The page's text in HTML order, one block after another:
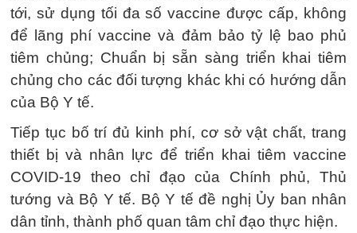
tới, sử dụng tối đa số vaccine được cấp, không
để lãng phí vaccine và đảm bảo tỷ lệ bao phủ
tiêm chủng; Chuẩn bị sẵn sàng triển khai tiêm
chủng cho các đối tượng khác khi có hướng dẫn
của Bộ Y tế.
Tiếp tục bố trí đủ kinh phí, cơ sở vật chất, trang
thiết bị và nhân lực để triển khai tiêm vaccine
COVID-19 theo chỉ đạo của Chính phủ, Thủ
tướng và Bộ Y tế. Bộ Y tế đề nghị Ủy ban nhân
dân tỉnh, thành phố quan tâm chỉ đạo thực hiện.